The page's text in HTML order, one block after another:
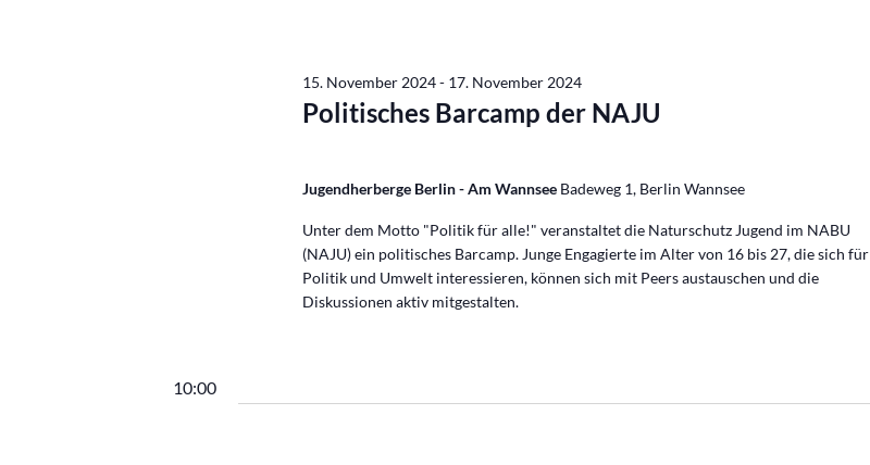
Politisches Barcamp der NAJU
15. November 2024- 17. November 2024
Jugendherberge Berlin - Am Wannsee Badeweg 1, Berlin Wannsee
Unter dem Motto "Politik für alle!" veranstaltet die Naturschutz Jugend im NABU
(NAJU) ein politisches Barcamp. Junge Engagierte im Alter von 16 bis 27, die sich für
Politik und Umwelt interessieren, können sich mit Peers austauschen und die
Diskussionen aktiv mitgestalten.
10:00